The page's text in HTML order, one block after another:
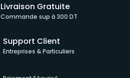
Livraison Gratuite
Commande sup à 300 DT
Support Client
Entreprises & Particuliers